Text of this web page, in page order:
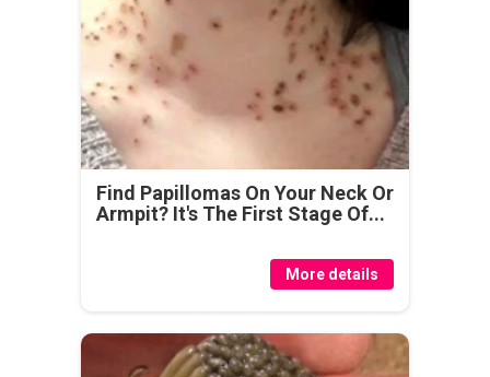
Find Papillomas On Your Neck Or
Armpit? It's The First Stage Of...
More details